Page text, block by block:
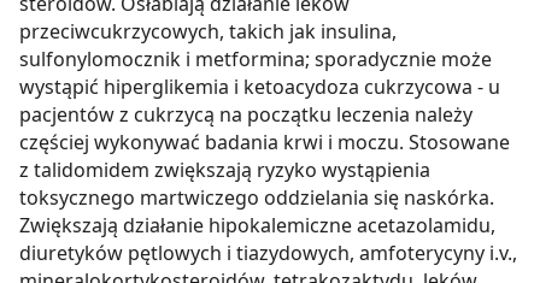
przeciwcukrzycowych, takich jak insulina,
sulfonylomocznik i metformina; sporadycznie może
wystąpić hiperglikemia i ketoacydoza cukrzycowa - u
pacjentów z cukrzycą na początku leczenia należy
częściej wykonywać badania krwi i moczu. Stosowane
z talidomidem zwiększają ryzyko wystąpienia
toksycznego martwiczego oddzielania się naskórka.
Zwiększają działanie hipokalemiczne acetazolamidu,
diuretyków pętlowych i tiazydowych, amfoterycyny i.v.,